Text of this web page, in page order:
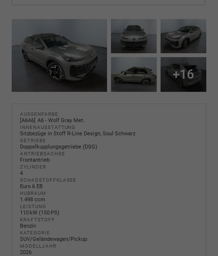
+16
AUSSENFARBE
A6A6 A6 - Wolf Gray Met.
INNENAUSSTATTUNG
Sitzbezüge in Stoff R-Line Design, Soul Schwarz
GETRIEBE
Doppelkupplungsgetriebe (DSG)
ANTRIEBSACHSE
Frontantrieb
ZYLINDER
4
SCHADSTOFFKLASSE
Euro 6 EB
HUBRAUM
1.498 ccm
LEISTUNG
110 kW (150 PS)
KRAFTSTOFF
Benzin
KATEGORIE
SUV/Geländewagen/Pickup
MODELLJAHR
2026